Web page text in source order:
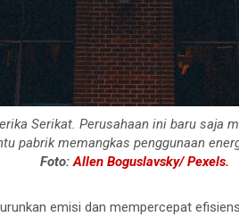
Serikat. Perusahaan ini baru saja
pabrik memangkas penggunaan
Foto:Allen Boguslavsky/ Pexels.
emisi dan mempercepat